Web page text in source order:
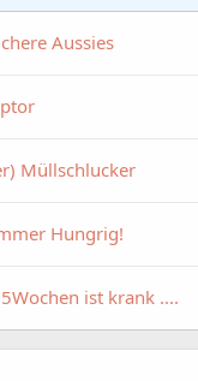
Aussies
Müllschlucker
Hungrig!
ist krank ....